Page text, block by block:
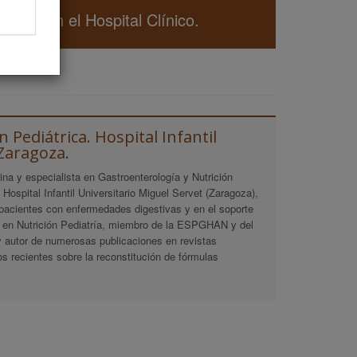
cabo en el Hospital Clínico.
Pediátrica. Hospital Infantil
y especialista en Gastroenterología y Nutrición
Infantil Universitario Miguel Servet (Zaragoza),
con enfermedades digestivas y en el soporte
Nutrición Pediatría, miembro de la ESPGHAN y del
de numerosas publicaciones en revistas
recientes sobre la reconstitución de fórmulas